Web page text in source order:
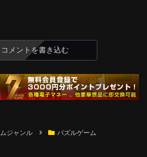
コメントを書き込む
ジャンル パズルゲーム